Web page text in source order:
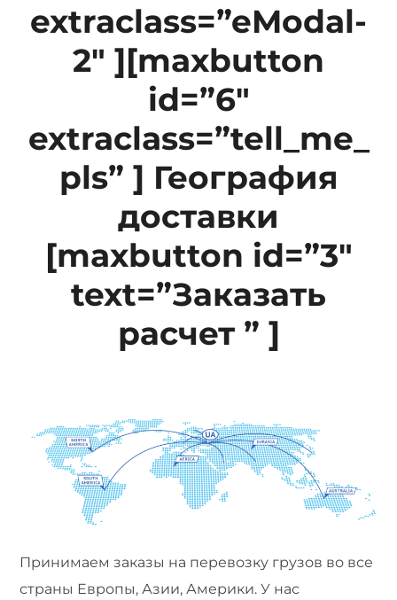
extraclass=”eModal-
2″ ][maxbutton
id=”6″
extraclass=”tell_me_
pls” ] География
доставки
[maxbutton id=”3″
text=”Заказать
расчет ” ]
Принимаем заказы на перевозку грузов во все
страны Европы, Азии, Америки. У нас